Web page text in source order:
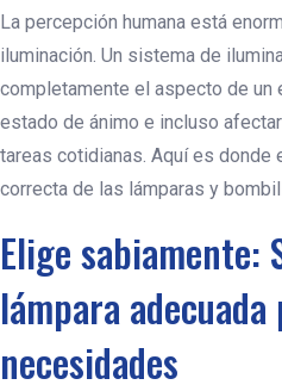
La percepción humana está
iluminación. Un sistema de
completamente el aspecto de un
estado de ánimo e incluso
tareas cotidianas. Aquí es donde
correcta de las lámparas y
Elige sabiamente:
lámpara
necesidades